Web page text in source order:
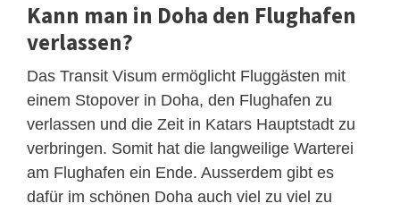
Kann man in Doha den Flughafen
verlassen?
Das Transit Visum ermöglicht Fluggästen mit
einem Stopover in Doha, den Flughafen zu
verlassen und die Zeit in Katars Hauptstadt zu
verbringen. Somit hat die langweilige Warterei
am Flughafen ein Ende. Ausserdem gibt es
dafür im schönen Doha auch viel zu viel zu